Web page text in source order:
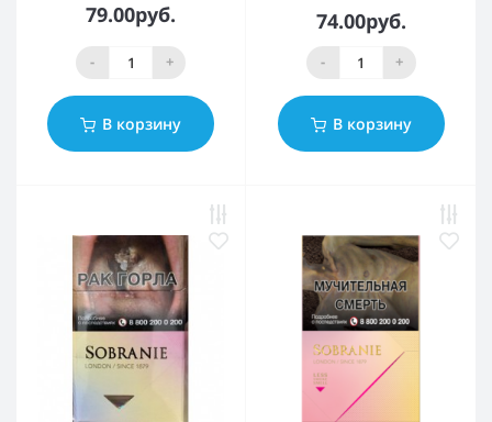
79.00руб.
- +
В корзину
74.00руб.
- +
В корзину